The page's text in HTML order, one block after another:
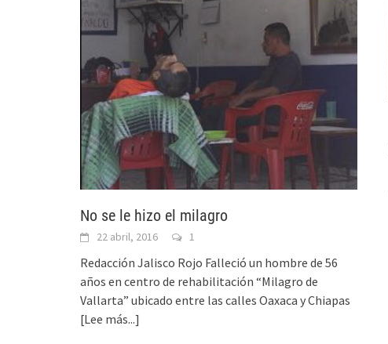
No se le hizo el milagro
22 abril, 2016 1
Redacción Jalisco Rojo Falleció un hombre de 56
años en centro de rehabilitación “Milagro de
Vallarta” ubicado entre las calles Oaxaca y Chiapas
[Lee más...]